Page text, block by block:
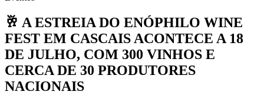
🥂 A ESTREIA DO ENÓPHILO WINE
FEST EM CASCAIS ACONTECE A 18
DE JULHO, COM 300 VINHOS E
CERCA DE 30 PRODUTORES
NACIONAIS